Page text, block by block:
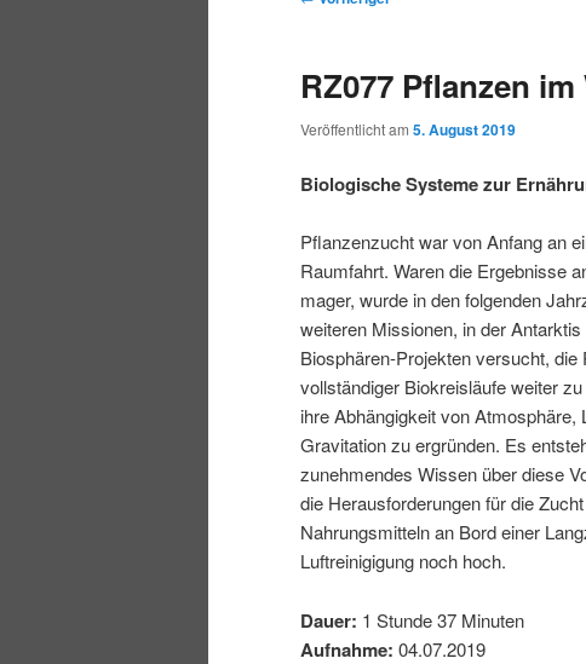
p
m
ä
r
e
n
I
n
s
u
n
d
ä
r
e
n
t
a
s
a
v
i
g
a
t
i
o
n
RZ077 Pflanzen
Veröffentlicht am 5. August 2019
Biologische Systeme zur
Pflanzenzucht war von Anfang an
Raumfahrt. Waren die Ergebnisse
mager, wurde in den folgenden
weiteren Missionen, in der Antarktis
Biosphären-Projekten versucht, die
vollständiger Biokreisläufe weiter
ihre Abhängigkeit von Atmosphäre,
Gravitation zu ergründen. Es
zunehmendes Wissen über diese
die Herausforderungen für die
Nahrungsmitteln an Bord einer
Luftreinigigung noch hoch.
Dauer: 1 Stunde 37 Minuten
Aufnahme: 04.07.2019